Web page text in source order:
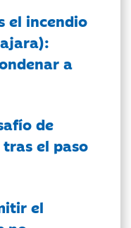
el incendio
a
de
el paso
el